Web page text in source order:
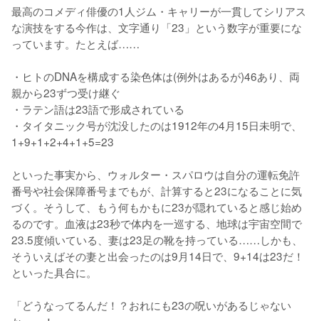
最高のコメディ俳優の1人ジム・キャリーが一貫してシリアス
な演技をする今作は、文字通り「23」という数字が重要にな
っています。たとえば……
・ヒトのDNAを構成する染色体は(例外はあるが)46あり、両
親から23ずつ受け継ぐ
・ラテン語は23語で形成されている
・タイタニック号が沈没したのは1912年の4月15日未明で、
1+9+1+2+4+1+5=23
といった事実から、ウォルター・スパロウは自分の運転免許
番号や社会保障番号までもが、計算すると23になることに気
づく。そうして、もう何もかもに23が隠れていると感じ始め
るのです。血液は23秒で体内を一巡する、地球は宇宙空間で
23.5度傾いている、妻は23足の靴を持っている……しかも、
そういえばその妻と出会ったのは9月14日で、9+14は23だ！
といった具合に。
「どうなってるんだ！？おれにも23の呪いがあるじゃない